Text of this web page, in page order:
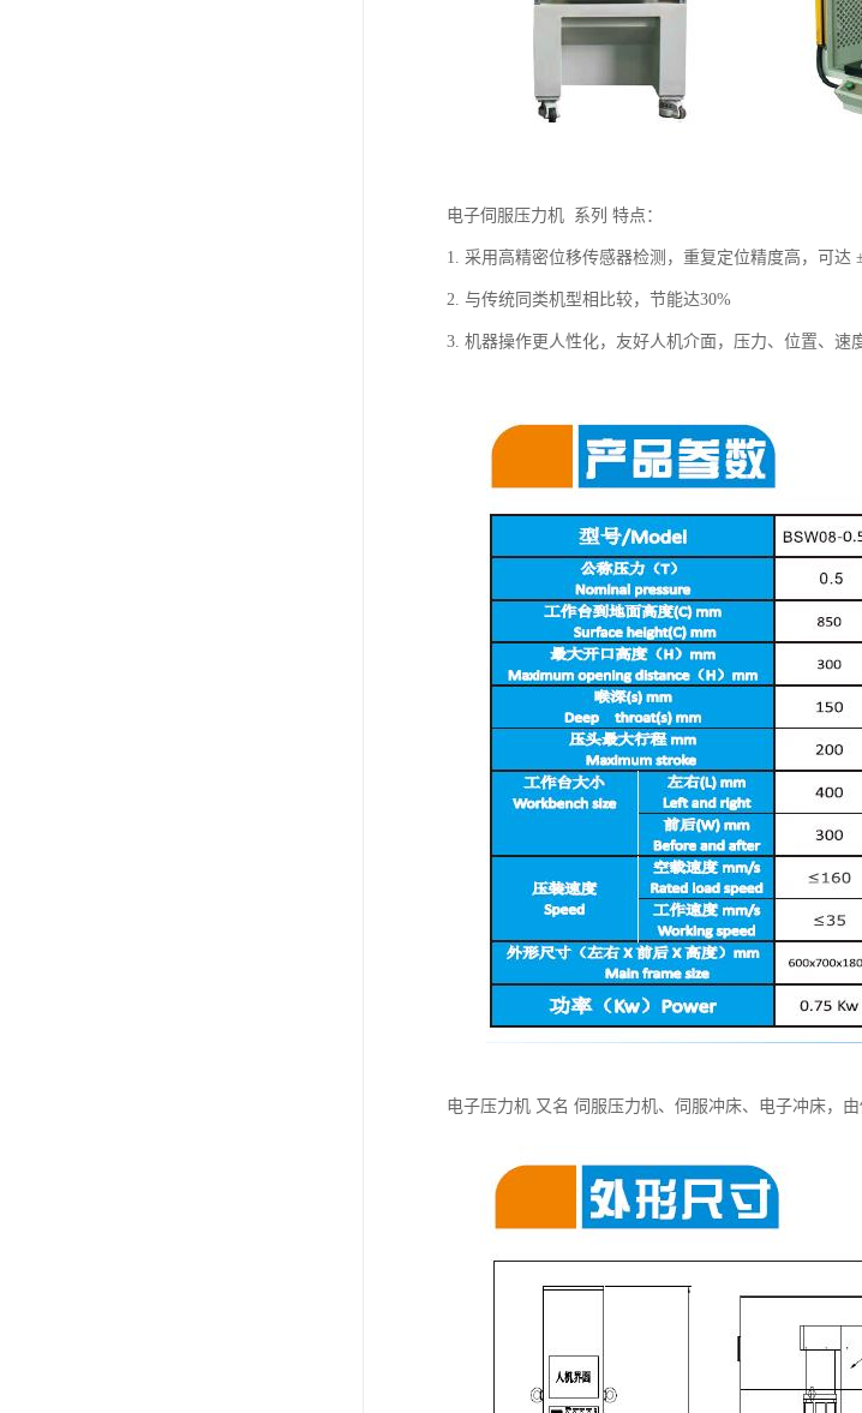
电子伺服压力机 系列 特点：
1. 采用高精密位移传感器检测，重复定位精度高，可达
2. 与传统同类机型相比较，节能达30%
3. 机器操作更人性化，友好人机介面，压力、位置、速
电子压力机 又名 伺服压力机、伺服冲床、电子冲床，